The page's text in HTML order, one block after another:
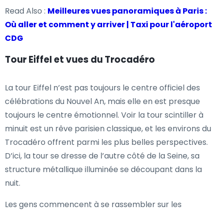
Read Also : Meilleures vues panoramiques à Paris :
Où aller et comment y arriver | Taxi pour l'aéroport
CDG
Tour Eiffel et vues du Trocadéro
La tour Eiffel n’est pas toujours le centre officiel des
célébrations du Nouvel An, mais elle en est presque
toujours le centre émotionnel. Voir la tour scintiller à
minuit est un rêve parisien classique, et les environs du
Trocadéro offrent parmi les plus belles perspectives.
D’ici, la tour se dresse de l’autre côté de la Seine, sa
structure métallique illuminée se découpant dans la
nuit.
Les gens commencent à se rassembler sur les